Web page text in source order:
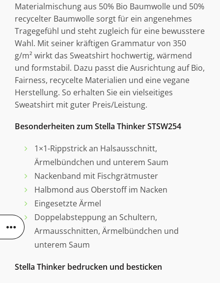
Materialmischung aus 50% Bio Baumwolle und 50%
recycelter Baumwolle sorgt für ein angenehmes
Tragegefühl und steht zugleich für eine bewusstere
Wahl. Mit seiner kräftigen Grammatur von 350
g/m² wirkt das Sweatshirt hochwertig, wärmend
und formstabil. Dazu passt die Ausrichtung auf Bio,
Fairness, recycelte Materialien und eine vegane
Herstellung. So erhalten Sie ein vielseitiges
Sweatshirt mit guter Preis/Leistung.
Besonderheiten zum Stella Thinker STSW254
1×1-Rippstrick an Halsausschnitt,
Ärmelbündchen und unterem Saum
Nackenband mit Fischgrätmuster
Halbmond aus Oberstoff im Nacken
Eingesetzte Ärmel
Doppelabsteppung an Schultern,
Armausschnitten, Ärmelbündchen und
unterem Saum
Stella Thinker bedrucken und besticken